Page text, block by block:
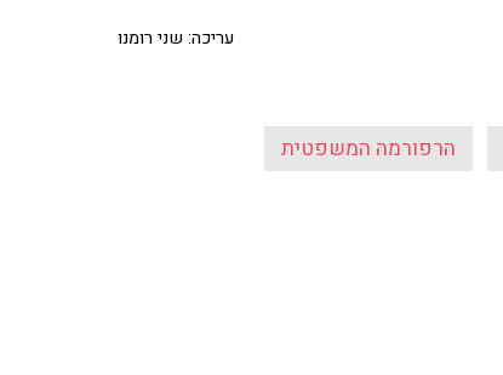
עריכה: שני רומנו
הרפורמה המשפטית